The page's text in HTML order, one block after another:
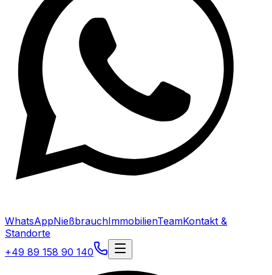
WhatsAppNießbrauchImmobilienTeamKontakt &
Standorte
+49 89 158 90 140